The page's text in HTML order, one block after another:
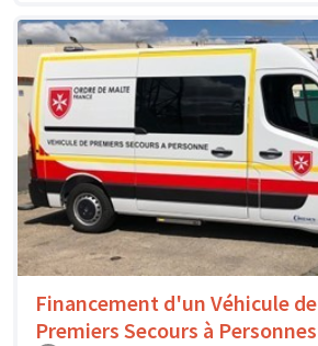
Financement d'un Véhicule de
Premiers Secours à Personnes